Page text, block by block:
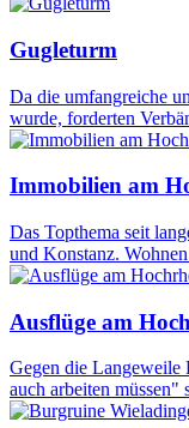
Gugleturm
Da die umfangreiche
wurde, forderten
Immobilien am
Das Topthema seit
und Konstanz.
Ausflüge am
Gegen die Langeweile
auch arbeiten